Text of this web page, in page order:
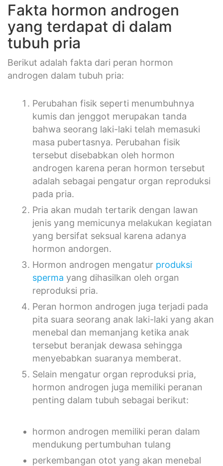
Fakta hormon androgen
yang terdapat di dalam
tubuh pria
Berikut adalah fakta dari peran hormon
androgen dalam tubuh pria:
Perubahan fisik seperti menumbuhnya
kumis dan jenggot merupakan tanda
bahwa seorang laki-laki telah memasuki
masa pubertasnya. Perubahan fisik
tersebut disebabkan oleh hormon
androgen karena peran hormon tersebut
adalah sebagai pengatur organ reproduksi
pada pria.
Pria akan mudah tertarik dengan lawan
jenis yang memicunya melakukan kegiatan
yang bersifat seksual karena adanya
hormon andorgen.
Hormon androgen mengatur produksi
sperma yang dihasilkan oleh organ
reproduksi pria.
Peran hormon androgen juga terjadi pada
pita suara seorang anak laki-laki yang akan
menebal dan memanjang ketika anak
tersebut beranjak dewasa sehingga
menyebabkan suaranya memberat.
Selain mengatur organ reproduksi pria,
hormon androgen juga memiliki peranan
penting dalam tubuh sebagai berikut:
hormon androgen memiliki peran dalam
mendukung pertumbuhan tulang
perkembangan otot yang akan menebal